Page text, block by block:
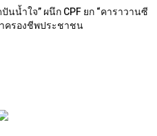
นน้ำใจ” ผนึก CPF ยก “คาราวานซี
ครองชีพประชาชน